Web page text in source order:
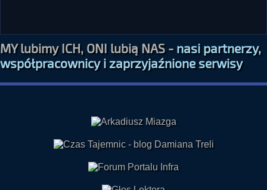
MY lubimy ICH, ONI lubią NAS - nasi partnerzy,
współpracownicy i zaprzyjaźnione serwisy